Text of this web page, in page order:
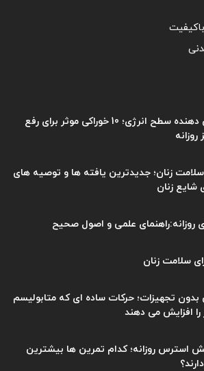
غذاهای طبیعی افزایش دهنده سطح انرژی؛ 10 خوراکی موثر برای رفع
زنان؛ جدیدترین یافته ها و توصیه های
شایع زنان
روزانه:راهنمای علمی و اصول صحیح
سلامت زنان
تجهیزات؛ حرکات ساده ای که متابولیسم
را افزایش می دهند
استرس روزانه؛ کدام تمرین ها بیشترین